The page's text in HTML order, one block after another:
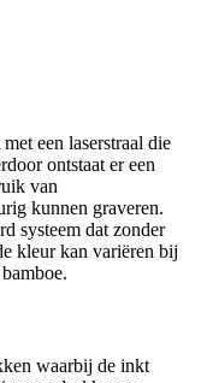
een laserstraal die
ontstaat er een
van
kunnen graveren.
systeem dat zonder
kleur kan variëren bij
waarbij de inkt